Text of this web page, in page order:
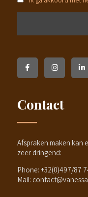
Contact
Afspraken maken kan
zeer dringend:
Phone: +32(0)497/87
Mail: